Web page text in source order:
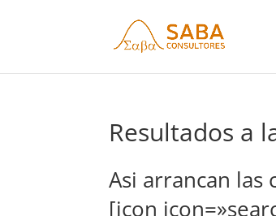
Resultados a
Asi arrancan las
[icon